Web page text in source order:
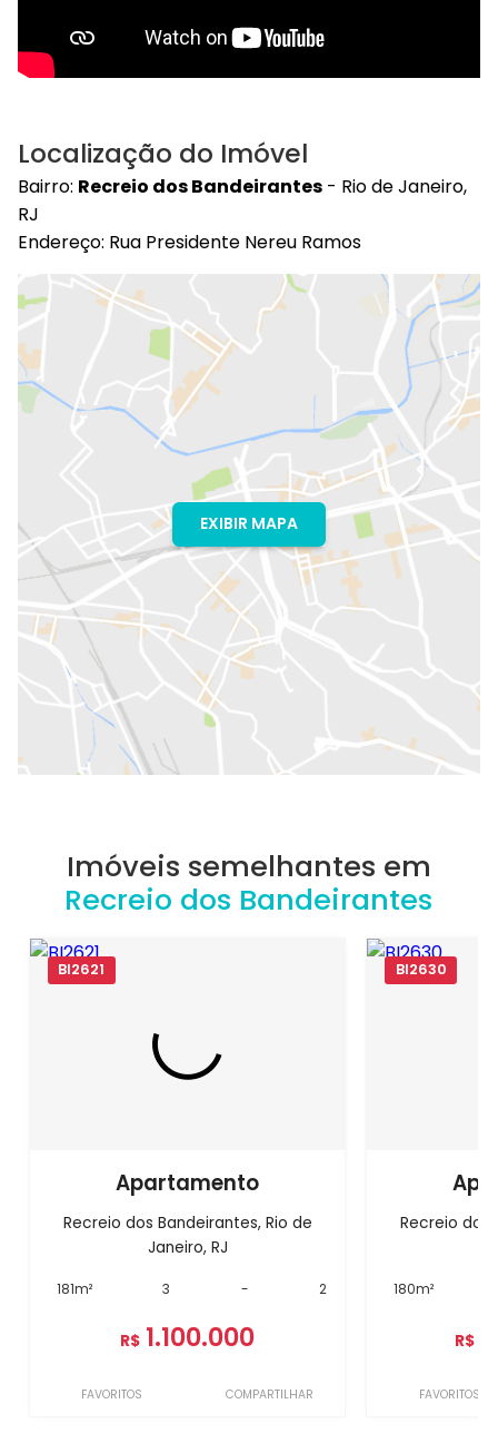
Localização do Imóvel
Bairro: Recreio dos Bandeirantes - Rio de Janeiro,
RJ
Endereço: Rua Presidente Nereu Ramos
EXIBIR MAPA
Imóveis semelhantes em
Recreio dos Bandeirantes
BI2621
Apartamento
Recreio dos Bandeirantes, Rio de
Janeiro, RJ
181m² 3 - 2
R$ 1.100.000
FAVORITOS COMPARTILHAR
BI2630
Recreio dos
180m²
R$
FAVORITOS